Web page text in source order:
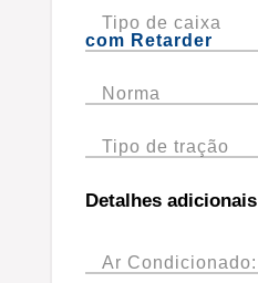
Tipo de caixa
com Retarder
Norma
Tipo de tração
Detalhes adicionais
Ar Condicionado: